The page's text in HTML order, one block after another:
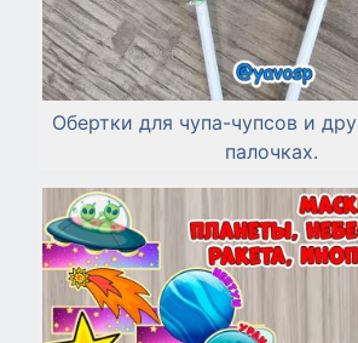
Обертки для чупа-чупсов и
палочках.